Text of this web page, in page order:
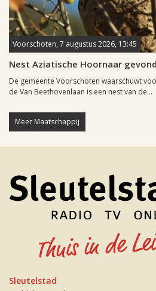
Voorschoten, 7 augustus 2026, 13:45
Nest Aziatische Hoornaar
De gemeente Voorschoten waarschuwt
de Van Beethovenlaan is een nest van de...
Meer Maatschappij
Sleutelstad